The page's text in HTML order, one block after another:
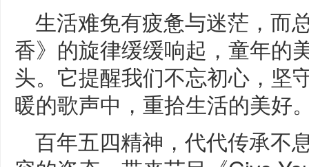
生活难免有疲惫与迷茫，而
香》的旋律缓缓响起，童年的
头。它提醒我们不忘初心，坚
暖的歌声中，重拾生活的美好
百年五四精神，代代传承不